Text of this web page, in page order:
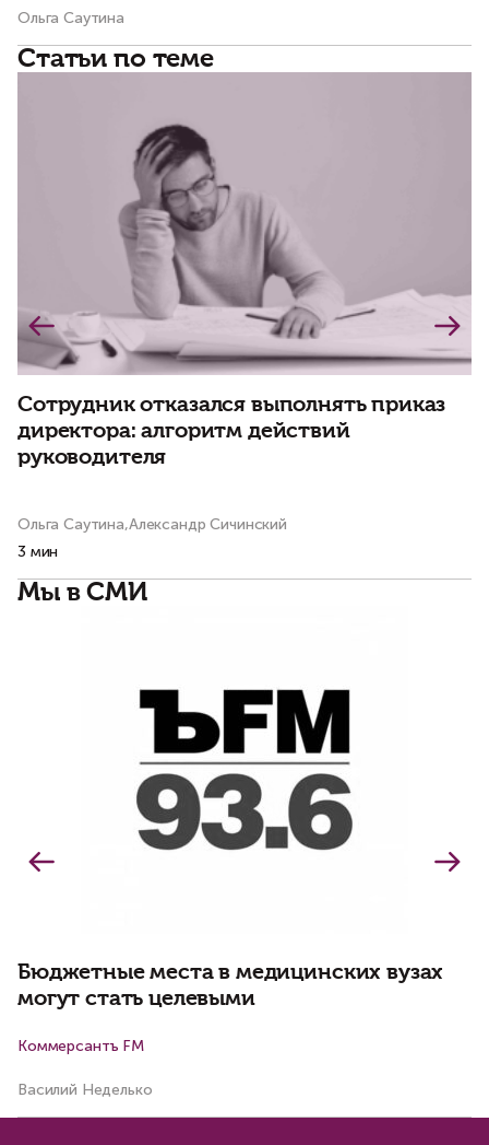
Ольга Саутина
Статьи по теме
Сотрудник отказался выполнять приказ
директора: алгоритм действий
руководителя
Ольга Саутина,Александр Сичинский
3 мин
Мы в СМИ
Бюджетные места в медицинских вузах
могут стать целевыми
Коммерсантъ FM
Василий Неделько